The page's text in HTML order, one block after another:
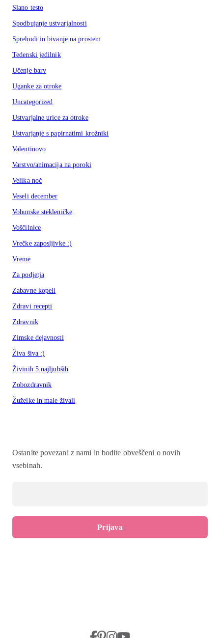
Slano testo
Spodbujanje ustvarjalnosti
Sprehodi in bivanje na prostem
Tedenski jedilnik
Učenje barv
Uganke za otroke
Uncategorized
Ustvarjalne urice za otroke
Ustvarjanje s papirnatimi krožniki
Valentinovo
Varstvo/animacija na poroki
Velika noč
Veseli december
Vohunske stekleničke
Voščilnice
Vrečke zaposljivke :)
Vreme
Za podjetja
Zabavne kopeli
Zdravi recepti
Zdravnik
Zimske dejavnosti
Živa šiva :)
Živinih 5 najljubših
Zobozdravnik
Žuželke in male živali
Ostanite povezani z nami in bodite obveščeni o novih
vsebinah.